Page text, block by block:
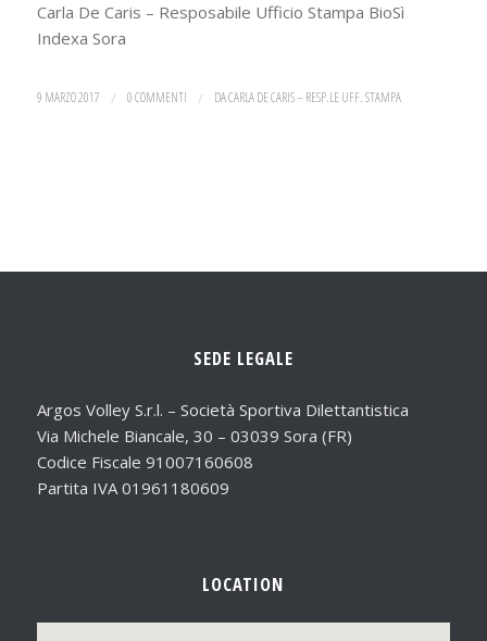
Carla De Caris – Resposabile Ufficio Stampa BioSì
Indexa Sora
9 MARZO 2017 / 0 COMMENTI / DACARLA DE CARIS – RESP.LE UFF. STAMPA
SEDE LEGALE
Argos Volley S.r.l. – Società Sportiva Dilettantistica
Via Michele Biancale, 30 – 03039 Sora (FR)
Codice Fiscale 91007160608
Partita IVA 01961180609
LOCATION